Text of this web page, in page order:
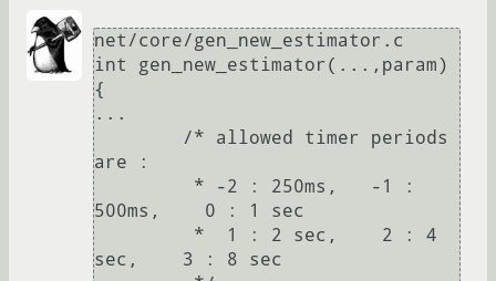
net/core/gen_new_estimator.c
int gen_new_estimator(...,param)
{
...
are :
500ms,    0 : 1 sec
sec,    3 : 8 sec